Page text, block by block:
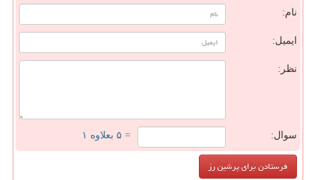
نام:
ایمیل:
نظر:
سوال: = ۵ بعلاوه ۱